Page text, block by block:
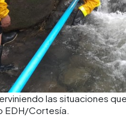
las situaciones
Cortesía.